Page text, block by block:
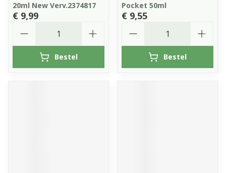
20ml New Verv.2374817
€ 9,99
Bestel
Pocket 50ml
€ 9,55
Bestel